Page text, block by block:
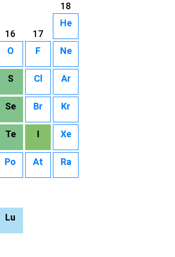
18
16 17
He
O F Ne
S Cl Ar
Se Br Kr
Te I Xe
Po At Ra
Lu